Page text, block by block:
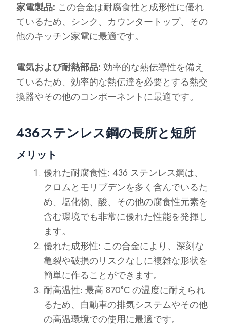
家電製品: この合金は耐腐食性と成形性に優れ
ているため、シンク、カウンタートップ、その
他のキッチン家電に最適です。
電気および耐熱部品: 効率的な熱伝導性を備え
ているため、効率的な熱伝達を必要とする熱交
換器やその他のコンポーネントに最適です。
436ステンレス鋼の長所と短所
メリット
優れた耐腐食性: 436 ステンレス鋼は、
クロムとモリブデンを多く含んでいるた
め、塩化物、酸、その他の腐食性元素を
含む環境でも非常に優れた性能を発揮し
ます。
優れた成形性: この合金により、深刻な
亀裂や破損のリスクなしに複雑な形状を
簡単に作ることができます。
耐高温性: 最高 870°C の温度に耐えられ
るため、自動車の排気システムやその他
の高温環境での使用に最適です。